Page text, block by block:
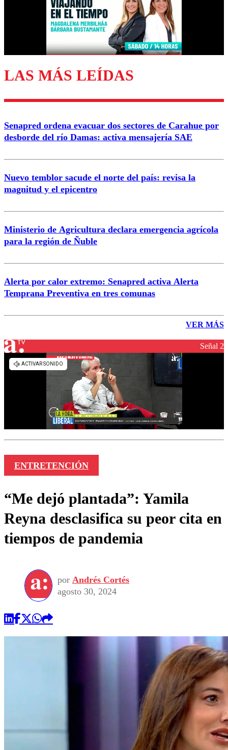
Enviar comentario
LAS MÁS LEÍDAS
Senapred ordena evacuar dos sectores de Carahue por
desborde del río Damas: activa mensajería SAE
Nuevo temblor sacude el norte del país: revisa la
magnitud y el epicentro
Ministerio de Agricultura declara emergencia agrícola
para la región de Ñuble
Alerta por calor extremo: Senapred activa Alerta
Temprana Preventiva en tres comunas
VER MÁS
Señal 2
ENTRETENCIÓN
“Me dejó plantada”: Yamila
Reyna desclasifica su peor cita en
tiempos de pandemia
por Andrés Cortés
agosto 30, 2024